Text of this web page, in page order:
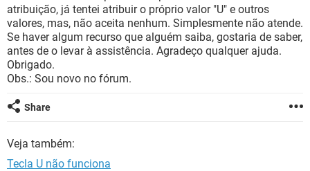
GUIA DE COMPRAS
INSTAGRAM GMAIL
GUIA DE COMPRAS
atribuição, já tentei atribuir o próprio valor "U" e outros
valores, mas, não aceita nenhum. Simplesmente não atende.
Se haver algum recurso que alguém saiba, gostaria de saber,
antes de o levar à assistência. Agradeço qualquer ajuda.
Obrigado.
Obs.: Sou novo no fórum.
Share
Veja também:
Tecla U não funciona